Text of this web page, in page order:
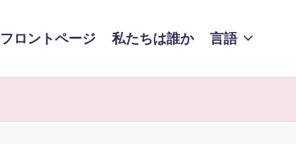
フロントページ 私たちは誰か 言語